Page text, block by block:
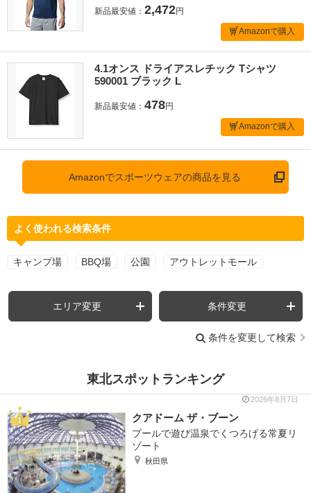
新品最安値： 2,472円
Amazonで購入
4.1オンス ドライアスレチック Tシャツ
590001 ブラック L
新品最安値： 478円
Amazonで購入
Amazonでスポーツウェアの商品を見る
よく使われる検索条件
キャンプ場 BBQ場 公園 アウトレットモール
エリア変更 条件変更
条件を変更して検索
東北スポットランキング
2026年8月7日
クアドーム ザ・ブーン
プールで遊び温泉でくつろげる常夏リ
ゾート
秋田県